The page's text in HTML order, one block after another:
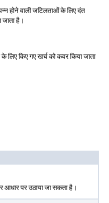
होने वाली जटिलताओं के लिए दंत
है।
किए गए खर्च को कवर किया जाता
आधार पर उठाया जा सकता है।